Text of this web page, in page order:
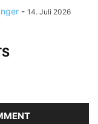
- 14. Juli 2026